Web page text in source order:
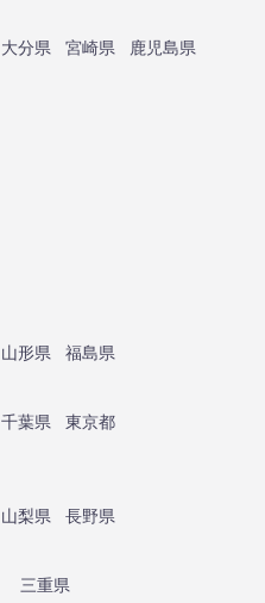
大分県 宮崎県
鹿児島県
山形県
福島県
千葉県
東京都
山梨県
長野県
三重県